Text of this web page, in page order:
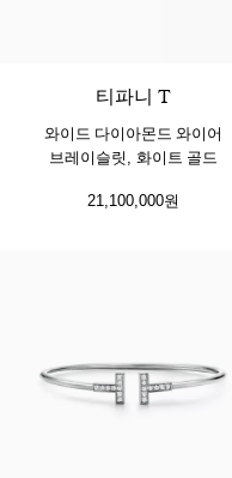
티파니 T
와이드 다이아몬드 와이어
브레이슬릿, 화이트 골드
21,100,000원